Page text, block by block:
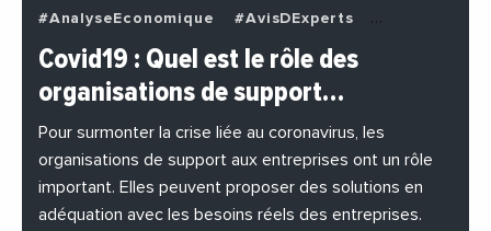
#AnalyseEconomique
#AvisDExperts
#BuzzNews
#Decideurs
#EchangesMediterraneens
#Economie
#EnDirectDe
#Entreprises
#Institutions
#PhotosEtVideos
Covid19 : Quel est le rôle des
organisations de support…
Pour surmonter la crise liée au coronavirus, les
organisations de support aux entreprises ont un rôle
important. Elles peuvent proposer des solutions en
adéquation avec les besoins réels des entreprises.